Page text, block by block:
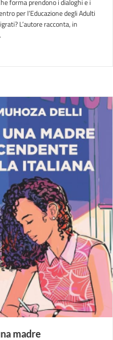
forma prendono i dialoghi e i
per l’Educazione degli Adulti
L’autore racconta, in
madre